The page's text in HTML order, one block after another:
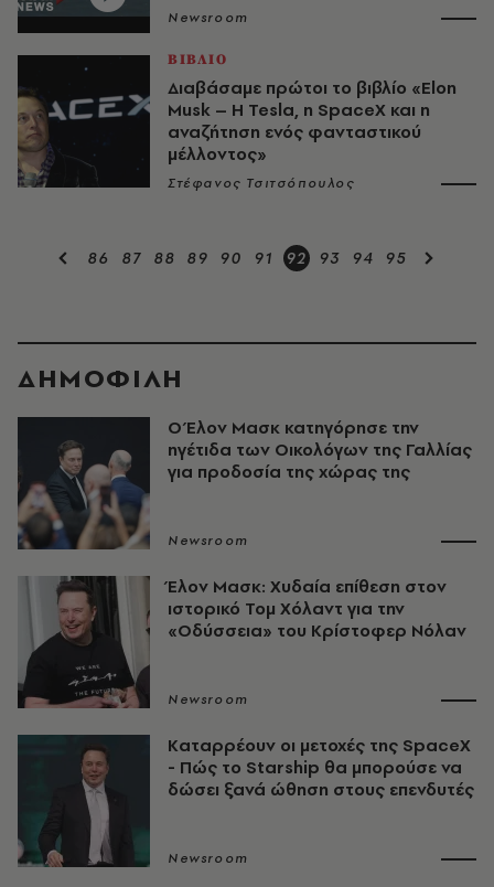
Newsroom
ΒΙΒΛΙΟ
Διαβάσαμε πρώτοι το βιβλίο «Elon
Musk – H Tesla, η SpaceX και η
αναζήτηση ενός φανταστικού
μέλλοντος»
Στέφανος Τσιτσόπουλος
86 87 88 89 90 91 92 93 94 95
ΔΗΜΟΦΙΛΗ
Ο Έλον Μασκ κατηγόρησε την
ηγέτιδα των Οικολόγων της Γαλλίας
για προδοσία της χώρας της
Newsroom
Έλον Μασκ: Χυδαία επίθεση στον
ιστορικό Τομ Χόλαντ για την
«Οδύσσεια» του Κρίστοφερ Νόλαν
Newsroom
Kαταρρέουν oι μετοχές της SpaceX
- Πώς το Starship θα μπορούσε να
δώσει ξανά ώθηση στους επενδυτές
Newsroom